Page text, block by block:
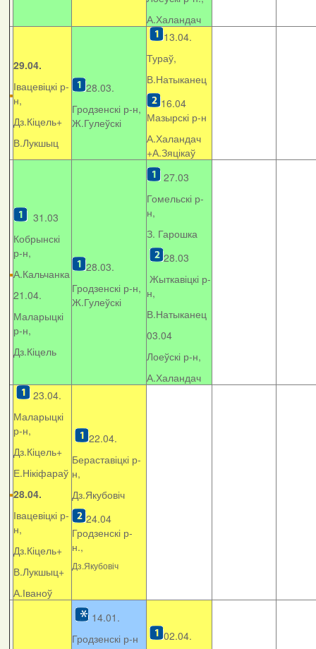
А.Халандач
29.04.
Івацевіцкі р-
н,
Дз.Кіцель+
В.Лукшыц
28.03.
Гродзенскі р-н,
Ж.Гулеўскі
13.04.
Тураў,
В.Натыканец
16.04
Мазырскі р-н
А.Халандач
+А.Зяцікаў
31.03
Кобрынскі
р-н,
А.Кальчанка
21.04.
Маларыцкі
р-н,
Дз.Кіцель
28.03.
Гродзенскі р-н,
Ж.Гулеўскі
27.03
Гомельскі р-
н,
З. Гарошка
28.03
Жыткавіцкі р-
н,
В.Натыканец
03.04
Лоеўскі р-н,
А.Халандач
23.04.
Маларыцкі
р-н,
Дз.Кіцель+
Е.Нікіфараў
28.04.
Івацевіцкі р-
н,
Дз.Кіцель+
В.Лукшыц+
А.Іваноў
22.04.
Бераставіцкі р-
н,
Дз.Якубовіч
24.04
Гродзенскі р-
н.,
Дз.Якубовіч
14.01.
Гродзенскі р-н
02.04.